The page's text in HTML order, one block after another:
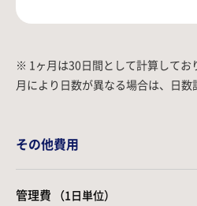
※ 1ヶ月は30日間として計算してお
月により日数が異なる場合は、日数
その他費用
管理費 （1日単位）